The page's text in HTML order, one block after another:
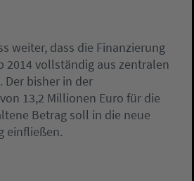
weiter, dass die Finanzierung
2014 vollständig aus zentralen
bisher in der
13,2 Millionen Euro für die
Betrag soll in die neue
einfließen.